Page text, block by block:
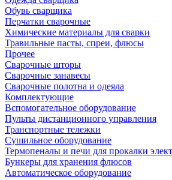
Обувь сварщика
Перчатки сварочные
Химические материалы для сварки
Травильные пасты, спреи, флюсы
Прочее
Сварочные шторы
Сварочные занавесы
Сварочные полотна и одеяла
Комплектующие
Вспомогательное оборудование
Пульты дистанционного управления
Транспортные тележки
Сушильное оборудование
Термопеналы и печи для прокалки
Бункеры для хранения флюсов
Автоматическое оборудование